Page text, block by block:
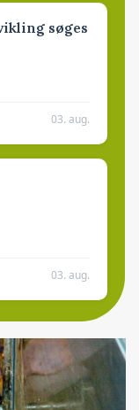
søges
03. aug.
03. aug.